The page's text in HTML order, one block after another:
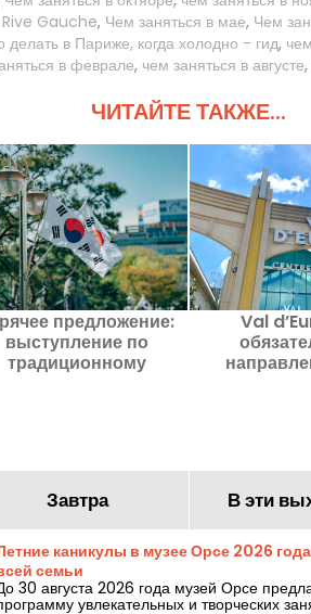
Gauche, Чем заняться в мае, Чем
делать в Париже, когда холодно - гид,
в феврале, чем заняться в августе,
ЧИТАЙТЕ ТАКЖЕ...
предложение:
выступление по
традиционному
Val
Завтра В эти
каникулы в музее Орсе 2026
семьи
30 августа 2026 года музей Орсе
увлекательных и творческих